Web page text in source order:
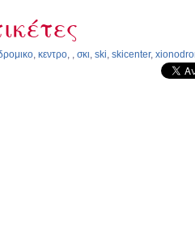
, κεντρο, , σκι, ski, skicenter,